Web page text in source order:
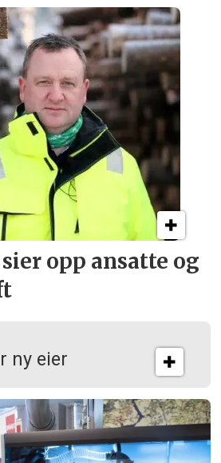
ny eier
opp ansatte og